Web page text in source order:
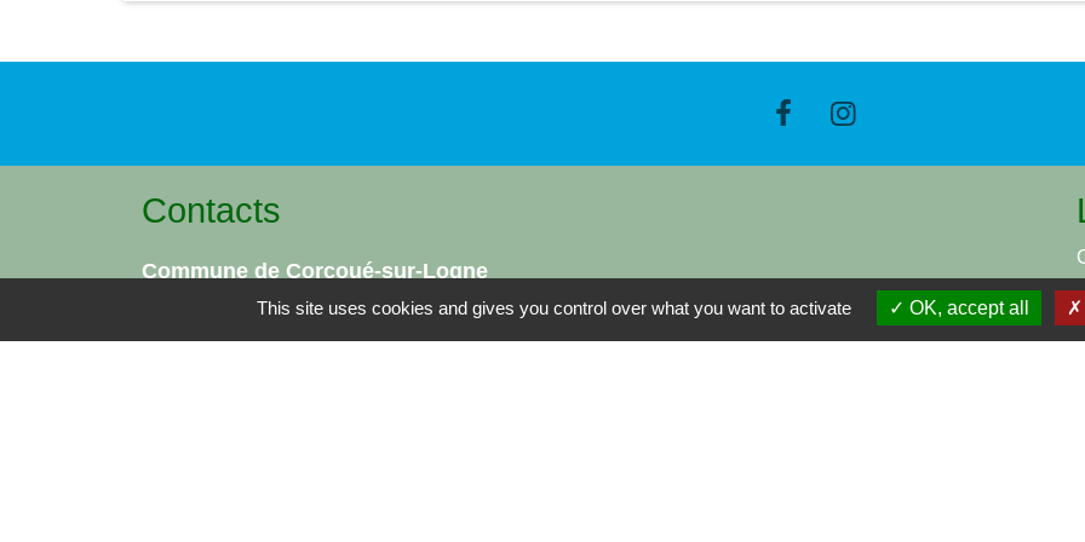
Contacts
Commune de Corcoué-sur-Logne
2 Bagatelle (rue de la Poste)
This site uses cookies and gives you control over what you want to activate OK, accept all